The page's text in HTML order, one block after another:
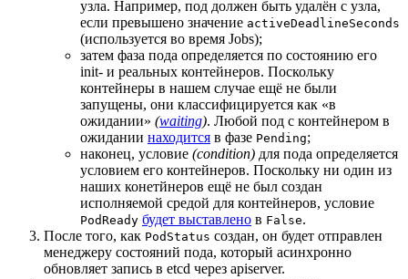
узла. Например, под должен быть удалён с узла,
если превышено значение activeDeadlineSeconds
(используется во время Jobs);
затем фаза пода определяется по состоянию его
init- и реальных контейнеров. Поскольку
контейнеры в нашем случае ещё не были
запущены, они классифицируется как «в
ожидании» (waiting). Любой под с контейнером в
ожидании находится в фазе Pending;
наконец, условие (condition) для пода определяется
условием его контейнеров. Поскольку ни один из
наших конетйнеров ещё не был создан
исполняемой средой для контейнеров, условие
PodReady будет выставлено в False.
После того, как PodStatus создан, он будет отправлен
менеджеру состояний пода, который асинхронно
обновляет запись в etcd через apiserver.